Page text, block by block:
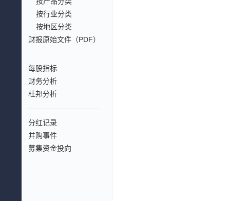
按行业分类
按地区分类
财报原始文件（PDF）
每股指标
财务分析
杜邦分析
分红记录
并购事件
募集资金投向